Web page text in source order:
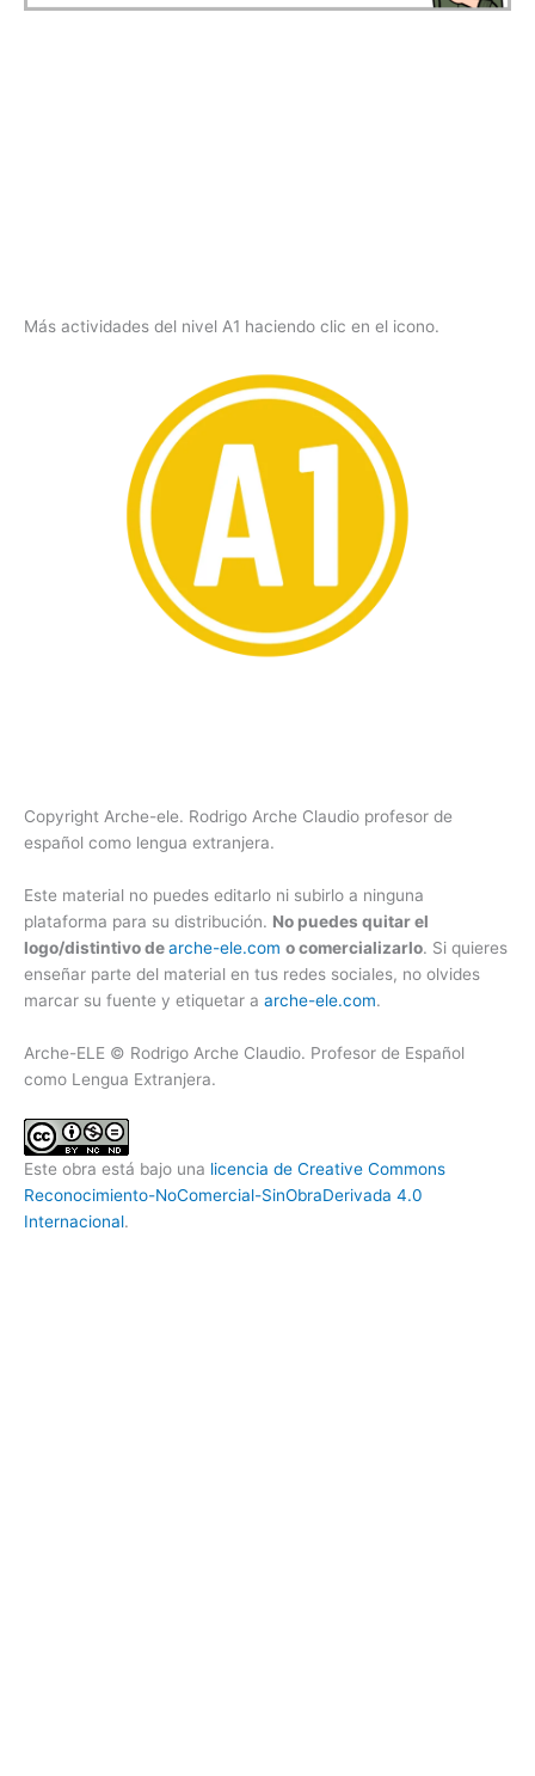
Más actividades del nivel A1 haciendo clic en el icono.
Copyright Arche-ele. Rodrigo Arche Claudio profesor de
español como lengua extranjera.
Este material no puedes editarlo ni subirlo a ninguna
plataforma para su distribución. No puedes quitar el
logo/distintivo dearche-ele.com o comercializarlo. Si quieres
enseñar parte del material en tus redes sociales, no olvides
marcar su fuente y etiquetar a arche-ele.com.
Arche-ELE © Rodrigo Arche Claudio. Profesor de Español
como Lengua Extranjera.
Este obra está bajo una licencia de Creative Commons
Reconocimiento-NoComercial-SinObraDerivada 4.0
Internacional.